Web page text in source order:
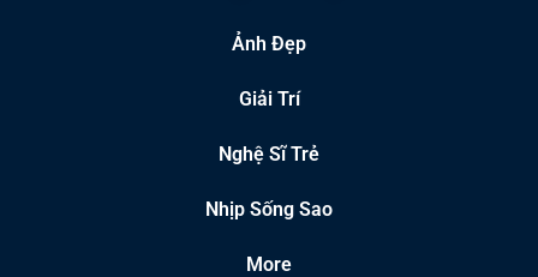
Ảnh Đẹp
Giải Trí
Nghệ Sĩ Trẻ
Nhịp Sống Sao
More